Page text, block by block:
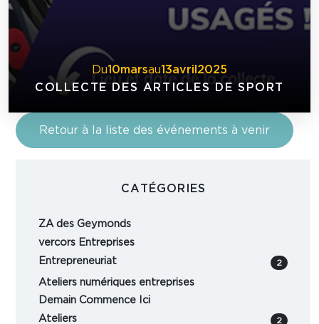
Du10marsau13avril 2025
COLLECTE DES ARTICLES DE SPORT
Retour à la liste des événements à venir
CATÉGORIES
ZA des Geymonds
vercors Entreprises
Entrepreneuriat
2
Ateliers numériques entreprises
Demain Commence Ici
Ateliers
2